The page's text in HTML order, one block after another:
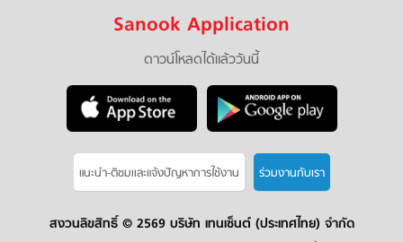
Sanook Application
ดาวน์โหลดได้แล้ววันนี้
แนะนำ-ติชมเเละแจ้งปัญหาการใช้งาน ร่วมงานกับเรา
สงวนลิขสิทธิ์ © 2569 บริษัท เทนเซ็นต์ (ประเทศไทย) จำกัด